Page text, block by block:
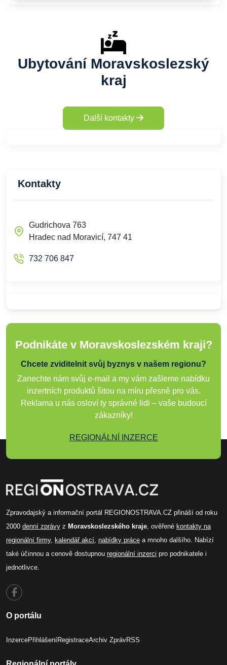
Ubytování Moravskoslezský
kraj
Další kontakty
Kontakty
Gudrichova 763
Hradec nad Moravicí, 747 41
732 706 847
Podnikáte v Moravskoslezském kraji?
Chcete zviditelnit svůj byznys v našem regionu?
Zanechte nám svůj e-mail a my vám zašleme nabídku
inzertních produktů šitou na míru přesně pro vás.
Reklama u nás osloví ty správné lidi – vaše budoucí
zákazníky!
REGIONÁLNÍ INZERCE
Zpravodajský a informační portál REGIONOSTRAVA.CZ přináší od roku
2000 denní zprávy z Moravskoslezského kraje , ověřené kontakty na
regionální firmy, kalendář akcí nabídky práce a mnoho dalšího. Nabízí
také účinnou a cenově dostupnou regionální inzerci pro podnikatele i
jednotlivce.
O portálu
InzercePřihlášeníRegistraceArchiv ZprávRSS